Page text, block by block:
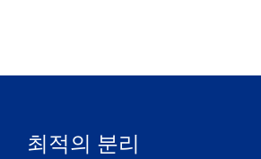
최적의 분리